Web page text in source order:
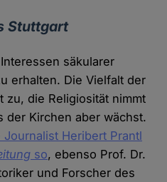
Stuttgart
säkularer
erhalten. Die Vielfalt der
zu, die Religiosität nimmt
der Kirchen aber wächst.
Heribert Prantl
so, ebenso Prof. Dr.
und Forscher des